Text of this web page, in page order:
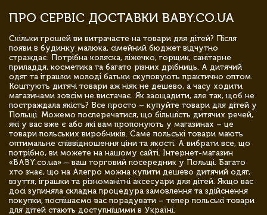
ПРО СЕРВІС ДОСТАВКИ BABY.CO.UA
Скільки грошей ви витрачаєте на товари для дітей? Після
появи в будинку малюка, сімейний бюджет відчутно
страждає. Потрібна коляска, ліжечко, горщик, санітарне
приладдя, косметика та багато різних дрібниць. А дитячий
одяг та іграшки молоді батьки скуповують практично оптом.
Коштують дитячі товари аж ніяк не дешево, а часу ходити
магазинами зовсім не вистачає. Як заощадити, але так, щоб не
постраждала якість? Все просто – купуйте товари для дітей у
Польщі. Можемо посперечатися, що більшість дитячих речей,
які у вас вже є або які вам пропонують у магазинах – це
товари польських виробників. Саме польські товари мають
оптимальне співвідношення ціни та якості. А вибрати все, що
потрібно, ви можете на нашому сайті. Інтернет-магазин
«BABY.co.ua» – ваш торговий посередник у Польщі. Багато
хто знає, що на Алегро можна купити дешево дитячий одяг,
взуття, іграшки та різноманітні аксесуари для дітей. Якщо вас
досі зупиняла складна процедура замовлення та здійснення
покупки, поспішаємо вас порадувати – тепер польські товари
для дітей стають доступнішими в Україні.